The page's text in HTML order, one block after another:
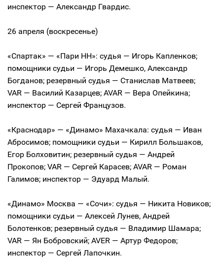
инспектор — Александр Гвардис.
26 апреля (воскресенье)
«Спартак» — «Пари НН»: судья — Игорь Капленков;
помощники судьи — Игорь Демешко, Александр
Богданов; резервный судья — Станислав Матвеев;
VAR — Василий Казарцев; AVAR — Вера Опейкина;
инспектор — Сергей Французов.
«Краснодар» — «Динамо» Махачкала: судья — Иван
Абросимов; помощники судьи — Кирилл Большаков,
Егор Болховитин; резервный судья — Андрей
Прокопов; VAR — Сергей Карасев; AVAR — Роман
Галимов; инспектор — Эдуард Малый.
«Динамо» Москва — «Сочи»: судья — Никита Новиков;
помощники судьи — Алексей Лунев, Андрей
Болотенков; резервный судья — Владимир Шамара;
VAR — Ян Бобровский; AVER — Артур Федоров;
инспектор — Сергей Лапочкин.